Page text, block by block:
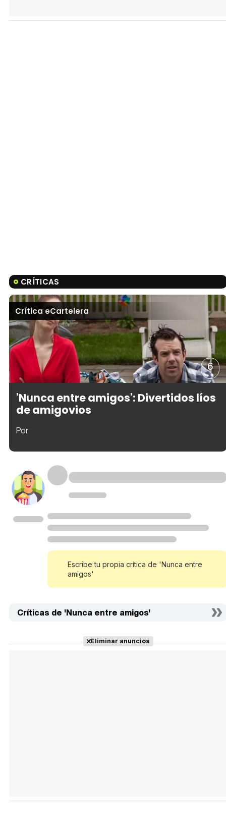
CRÍTICAS
Crítica eCartelera
6
'Nunca entre amigos': Divertidos líos
de amigovios
Por
Escribe tu propia crítica de 'Nunca entre
amigos'
Críticas de 'Nunca entre amigos'
Eliminar anuncios